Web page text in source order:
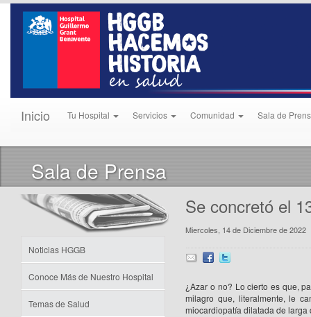
Inicio Tu Hospital Servicios Comunidad Sala de
Sala de Prensa
Noticias HGGB
Conoce Más de Nuestro Hospital
Temas de Salud
Se concretó el
Miercoles, 14 de Diciembre de 2022
¿Azar o no? Lo cierto es que,
milagro que, literalmente, le
miocardiopatía dilatada de